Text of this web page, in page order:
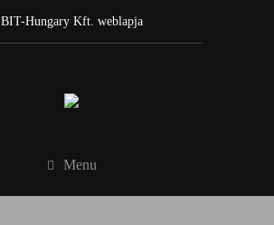
BIT-Hungary Kft. weblapja
Menu